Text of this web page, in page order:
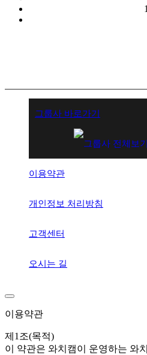
1
그룹사 바로가기
이용약관
개인정보 처리방침
고객센터
오시는 길
이용약관
제1조(목적)
이 약관은 와치캠이 운영하는 와